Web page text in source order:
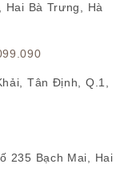
Hai Bà Trưng, Hà
Tân Định, Q.1,
235 Bạch Mai, Hai